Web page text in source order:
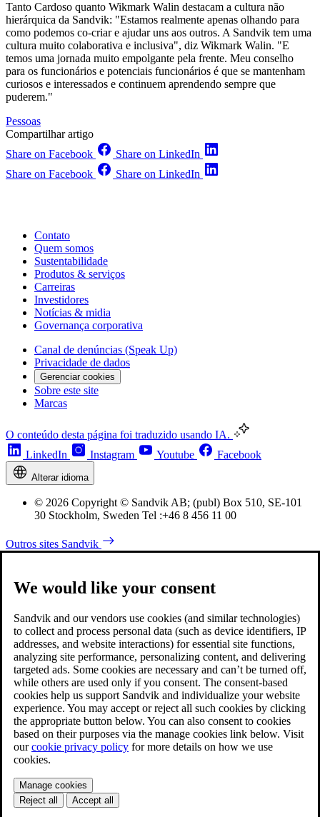
Tanto Cardoso quanto Wikmark Walin destacam a cultura não
hierárquica da Sandvik: "Estamos realmente apenas olhando para
como podemos co-criar e ajudar uns aos outros. A Sandvik tem uma
cultura muito colaborativa e inclusiva", diz Wikmark Walin. "E
temos uma jornada muito empolgante pela frente. Meu conselho
para os funcionários e potenciais funcionários é que se mantenham
curiosos e interessados e continuem aprendendo sempre que
puderem."
Pessoas
Compartilhar artigo
Share on Facebook
Share on LinkedIn
Share on Facebook
Share on LinkedIn
Contato
Quem somos
Sustentabilidade
Produtos & serviços
Carreiras
Investidores
Notícias & midia
Governança corporativa
Canal de denúncias (Speak Up)
Privacidade de dados
Gerenciar cookies
Sobre este site
Marcas
O conteúdo desta página foi traduzido usando IA.
LinkedIn
Instagram Youtube Facebook
Alterar idioma
© 2026 Copyright © Sandvik AB; (publ) Box 510, SE-101
30 Stockholm, Sweden Tel :+46 8 456 11 00
Outros sites Sandvik
We would like your consent
Sandvik and our vendors use cookies (and similar technologies)
to collect and process personal data (such as device identifiers, IP
addresses, and website interactions) for essential site functions,
analyzing site performance, personalizing content, and delivering
targeted ads. Some cookies are necessary and can’t be turned off,
while others are used only if you consent. The consent-based
cookies help us support Sandvik and individualize your website
experience. You may accept or reject all such cookies by clicking
the appropriate button below. You can also consent to cookies
based on their purposes via the manage cookies link below. Visit
ourcookie privacy policy for more details on how we use
cookies.
Manage cookies
Reject all
Accept all